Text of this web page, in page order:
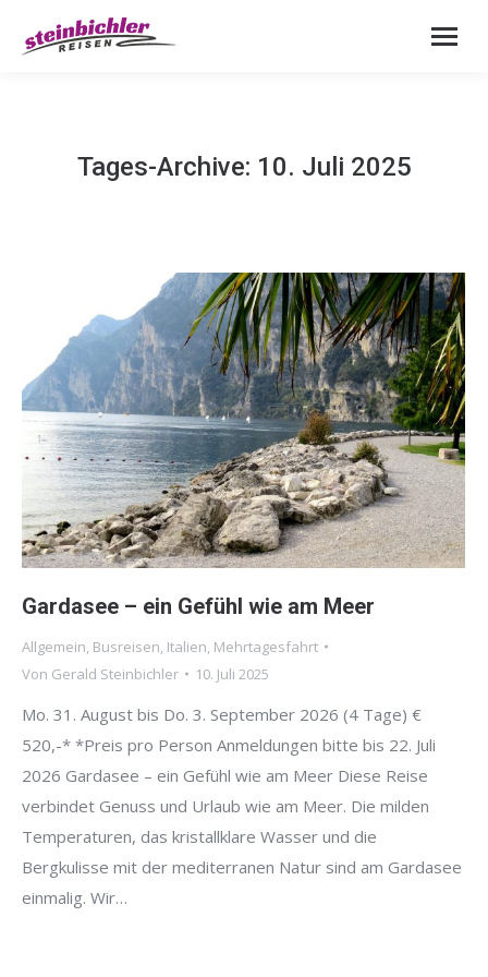
Tages-Archive: 10. Juli 2025
Gardasee – ein Gefühl wie am Meer
Allgemein, Busreisen, Italien, Mehrtagesfahrt
Von Gerald Steinbichler 10. Juli 2025
Mo. 31. August bis Do. 3. September 2026 (4 Tage) €
520,-* *Preis pro Person Anmeldungen bitte bis 22. Juli
2026 Gardasee – ein Gefühl wie am Meer Diese Reise
verbindet Genuss und Urlaub wie am Meer. Die milden
Temperaturen, das kristallklare Wasser und die
Bergkulisse mit der mediterranen Natur sind am Gardasee
einmalig. Wir…